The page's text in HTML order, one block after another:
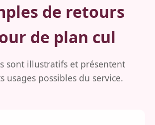
de retours
de plan cul
sont illustratifs et présentent
usages possibles du service.